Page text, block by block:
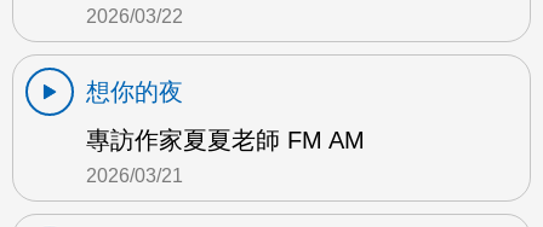
2026/03/22
想你的夜
專訪作家夏夏老師 FM AM
2026/03/21